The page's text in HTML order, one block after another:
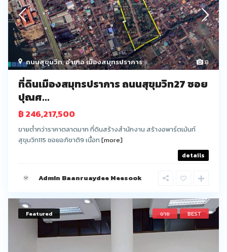
8
ถนนสุขุมวิท,อำเภอ เมืองสมุทรปราการ
ที่ดินเมืองสมุทรปราการ ถนนสุขุมวิท27 ซอย
ปุณศ...
฿ 246,217,500
ขายต่ำกว่าราคาตลาดมาก ที่ดินสร้างสำนักงาน สร้างอพาร์ตเม้นท์
สุขุมวิท115 ซอยอภิชาติ9 เนื้อท [more]
details
Admin Baanruaydee Meesook
Featured ขาย BEST